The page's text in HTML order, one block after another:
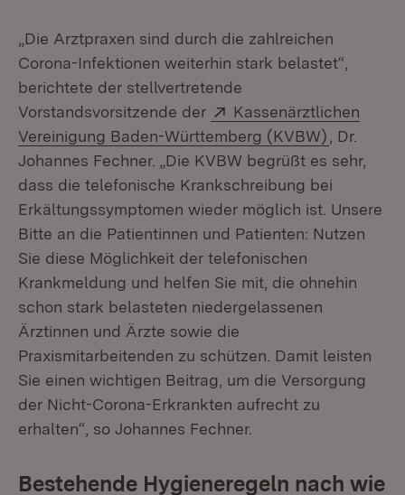
„Die Arztpraxen sind durch die zahlreichen
Corona-Infektionen weiterhin stark belastet“,
berichtete der stellvertretende
Vorstandsvorsitzende der
Extern:
Kassenärztlichen
Vereinigung Baden-Württemberg (KVBW) (Öffnet
, Dr.
Johannes Fechner. „Die KVBW begrüßt es sehr,
dass die telefonische Krankschreibung bei
Erkältungssymptomen wieder möglich ist. Unsere
Bitte an die Patientinnen und Patienten: Nutzen
Sie diese Möglichkeit der telefonischen
Krankmeldung und helfen Sie mit, die ohnehin
schon stark belasteten niedergelassenen
Ärztinnen und Ärzte sowie die
Praxismitarbeitenden zu schützen. Damit leisten
Sie einen wichtigen Beitrag, um die Versorgung
der Nicht-Corona-Erkrankten aufrecht zu
erhalten“, so Johannes Fechner.
Bestehende Hygieneregeln nach wie